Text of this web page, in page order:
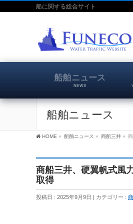
船に関する総合サイト
船舶ニュース
NEWS
船舶ニュース
HOME » 船舶ニュース » 商船三井 »
商船三井、硬翼帆式風
取得
投稿日 : 2025年9月9日 カテゴリー :